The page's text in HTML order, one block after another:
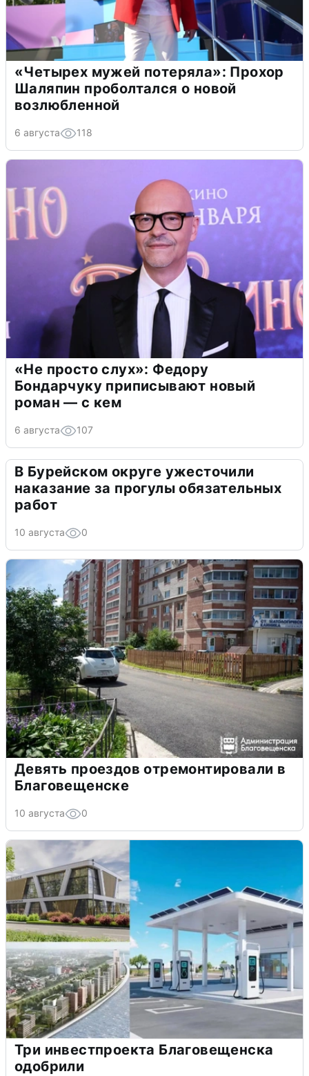
«Четырех мужей потеряла»: Прохор
Шаляпин проболтался о новой
возлюбленной
6 августа 118
«Не просто слух»: Федору
Бондарчуку приписывают новый
роман — с кем
6 августа 107
В Бурейском округе ужесточили
наказание за прогулы обязательных
работ
10 августа 0
Девять проездов отремонтировали в
Благовещенске
10 августа 0
Три инвестпроекта Благовещенска
одобрили